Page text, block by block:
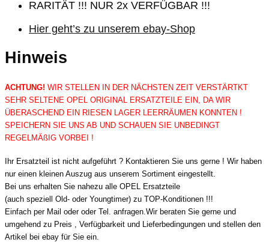
RARITÄT !!! NUR 2x VERFÜGBAR !!!
Hier geht’s zu unserem ebay-Shop
Hinweis
ACHTUNG! WIR STELLEN IN DER NÄCHSTEN ZEIT VERSTÄRTKT
SEHR SELTENE OPEL ORIGINAL ERSATZTEILE EIN, DA WIR
ÜBERASCHEND EIN RIESEN LAGER LEERRÄUMEN KONNTEN !
SPEICHERN SIE UNS AB UND SCHAUEN SIE UNBEDINGT
REGELMÄßIG VORBEI !
Ihr Ersatzteil ist nicht aufgeführt ? Kontaktieren Sie uns gerne ! Wir haben
nur einen kleinen Auszug aus unserem Sortiment eingestellt.
Bei uns erhalten Sie nahezu alle OPEL Ersatzteile
(auch speziell Old- oder Youngtimer) zu TOP-Konditionen !!!
Einfach per Mail oder oder Tel. anfragen.Wir beraten Sie gerne und
umgehend zu Preis , Verfügbarkeit und Lieferbedingungen und stellen den
Artikel bei ebay für Sie ein.